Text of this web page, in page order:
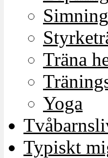
Simning
Träna
Yoga
Typiskt